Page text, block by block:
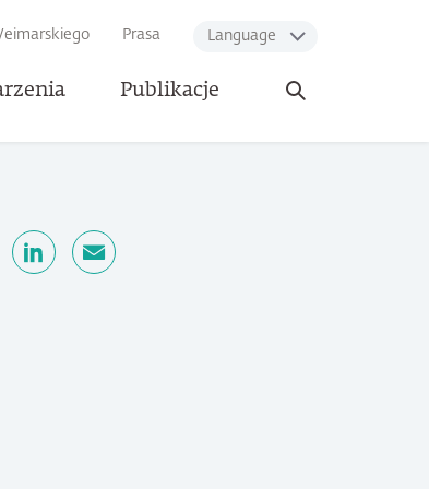
Prasa Language
Publikacje
Otwórz
wyszukiwarkę